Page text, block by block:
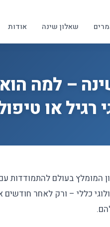
שאלון שינה אודות
– למה
רגיל או
המומלץ בעולם להתמודדות
כללי – ורק לאחר